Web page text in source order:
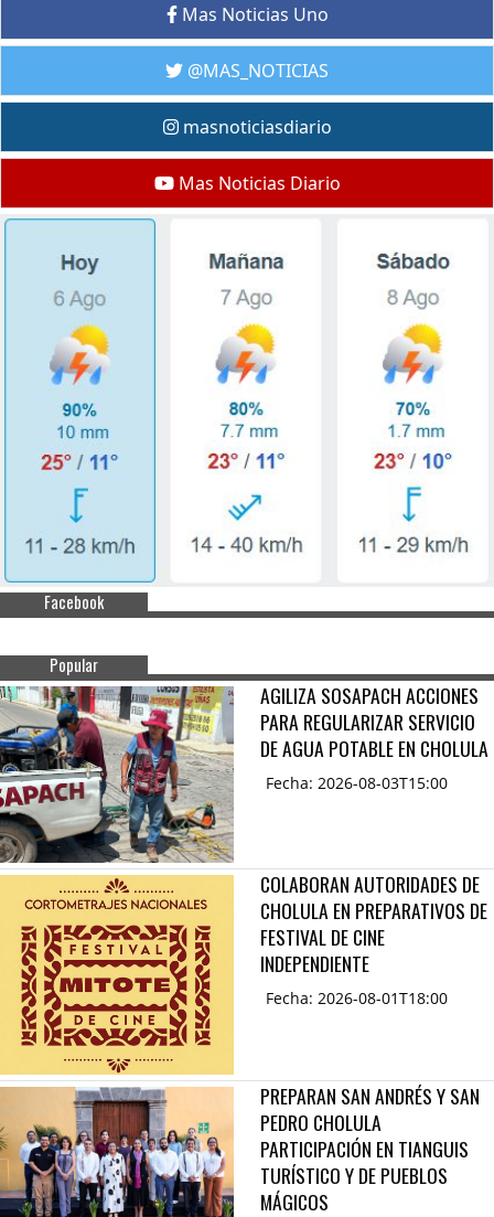
Mas Noticias Uno
@MAS_NOTICIAS
masnoticiasdiario
Mas Noticias Diario
Facebook
Popular
AGILIZA SOSAPACH ACCIONES
PARA REGULARIZAR SERVICIO
DE AGUA POTABLE EN CHOLULA
Fecha: 2026-08-03T15:00
COLABORAN AUTORIDADES DE
CHOLULA EN PREPARATIVOS DE
FESTIVAL DE CINE
INDEPENDIENTE
Fecha: 2026-08-01T18:00
PREPARAN SAN ANDRÉS Y SAN
PEDRO CHOLULA
PARTICIPACIÓN EN TIANGUIS
TURÍSTICO Y DE PUEBLOS
MÁGICOS